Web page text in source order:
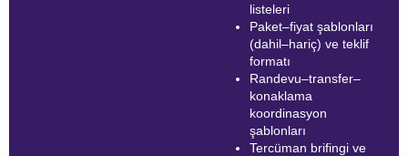
listeleri
Paket–fiyat şablonları
(dahil–hariç) ve teklif
formatı
Randevu–transfer–
konaklama
koordinasyon
şablonları
Tercüman brifingi ve